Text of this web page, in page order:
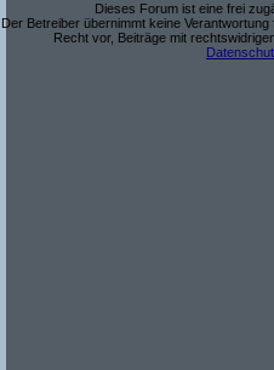
Dieses Forum ist eine frei
Der Betreiber übernimmt keine
Recht vor, Beiträge mit